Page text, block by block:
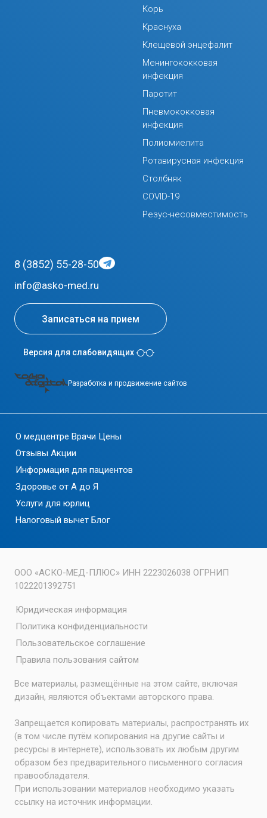
Корь
Краснуха
Клещевой энцефалит
Менингококковая
инфекция
Паротит
Пневмококковая
инфекция
Полиомиелита
Ротавирусная инфекция
Столбняк
COVID-19
Резус-несовместимость
8 (3852) 55-28-50
info@asko-med.ru
Записаться на прием
Версия для слабовидящих
Разработка и продвижение сайтов
О медцентре Врачи Цены
Отзывы Акции
Информация для пациентов
Здоровье от А до Я
Услуги для юрлиц
Налоговый вычет Блог
ООО «АСКО-МЕД-ПЛЮС» ИНН 2223026038 ОГРНИП
1022201392751
Юридическая информация
Политика конфиденциальности
Пользовательское соглашение
Правила пользования сайтом
Все материалы, размещённые на этом сайте, включая
дизайн, являются объектами авторского права.
Запрещается копировать материалы, распространять их
(в том числе путём копирования на другие сайты и
ресурсы в интернете), использовать их любым другим
образом без предварительного письменного согласия
правообладателя.
При использовании материалов необходимо указать
ссылку на источник информации.